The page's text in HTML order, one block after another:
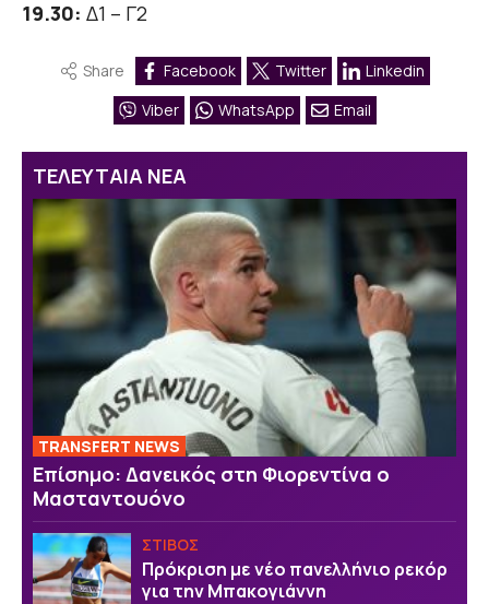
19.30: Δ1 – Γ2
Share Facebook Twitter
Linkedin
Viber
WhatsApp Email
ΤΕΛΕΥΤΑΙΑ ΝΕΑ
TRANSFERT NEWS
Επίσημο: Δανεικός στη Φιορεντίνα ο
Μασταντουόνο
ΣΤΙΒΟΣ
Πρόκριση με νέο πανελλήνιο ρεκόρ
για την Μπακογιάννη